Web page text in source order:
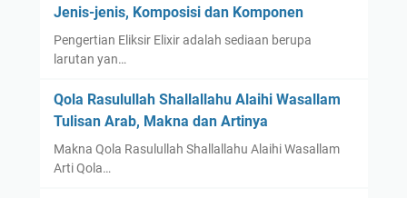
Jenis-jenis, Komposisi dan Komponen
Pengertian Eliksir Elixir adalah sediaan berupa
larutan yan…
Qola Rasulullah Shallallahu Alaihi Wasallam
Tulisan Arab, Makna dan Artinya
Makna Qola Rasulullah Shallallahu Alaihi Wasallam
Arti Qola…